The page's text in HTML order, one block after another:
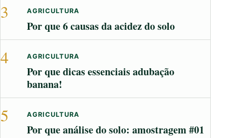
3 AGRICULTURA
Por que 6 causas da acidez do solo
4 AGRICULTURA
Por que dicas essenciais adubação
banana!
5 AGRICULTURA
Por que análise do solo: amostragem #01